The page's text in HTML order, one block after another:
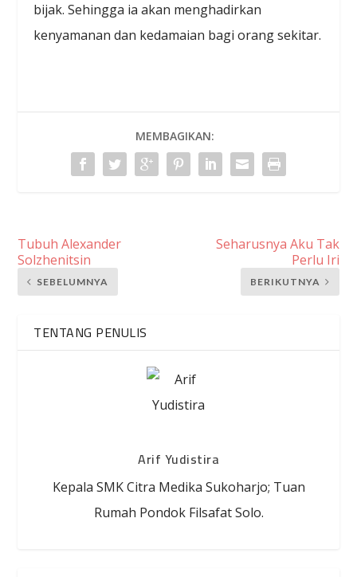
bijak. Sehingga ia akan menghadirkan
kenyamanan dan kedamaian bagi orang sekitar.
MEMBAGIKAN:
Tubuh Alexander
Solzhenitsin
SEBELUMNYA
Seharusnya Aku Tak
Perlu Iri
BERIKUTNYA
TENTANG PENULIS
Arif Yudistira
Kepala SMK Citra Medika Sukoharjo; Tuan
Rumah Pondok Filsafat Solo.